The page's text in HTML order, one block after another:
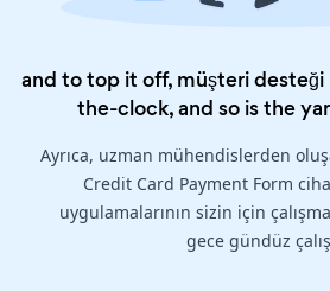
and to top it off, müşteri
the-clock, and so is the
Ayrıca, uzman mühendislerden
Credit Card Payment Form
uygulamalarının sizin için
gece gündüz